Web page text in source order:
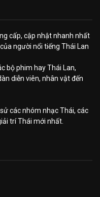
cấp, cập nhật nhanh nhất
người nổi tiếng Thái Lan
bộ phim hay Thái Lan,
diễn viên, nhân vật đến
các nhóm nhạc Thái, các
trí Thái mới nhất.